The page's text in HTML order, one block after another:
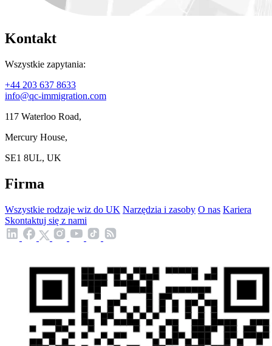
Kontakt
Wszystkie zapytania:
+44 203 637 8633
info@qc-immigration.com
117 Waterloo Road,
Mercury House,
SE1 8UL, UK
Firma
Wszystkie rodzaje wiz do UK Narzędzia i zasoby O nas Kariera
Skontaktuj się z nami